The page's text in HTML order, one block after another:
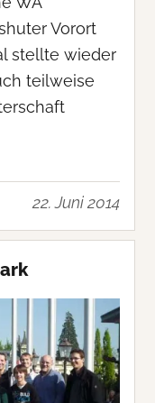
Vorort
stellte wieder
teilweise
22. Juni 2014